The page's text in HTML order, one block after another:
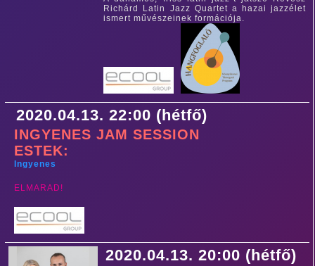
Richárd Latin Jazz Quartet a hazai jazzélet
ismert művészeinek formációja.
2020.04.13. 22:00 (hétfő)
INGYENES JAM SESSION
ESTEK:
Ingyenes
ELMARAD!
2020.04.13. 20:00 (hétfő)